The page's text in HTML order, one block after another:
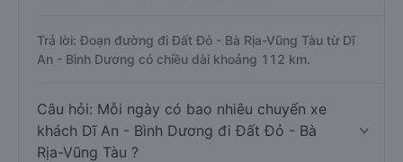
Trả lời: Đoạn đường đi Đất Đỏ - Bà Rịa-Vũng Tàu từ Dĩ
An - Bình Dương có chiều dài khoảng 112 km.
Câu hỏi: Mỗi ngày có bao nhiêu chuyến xe
khách Dĩ An - Bình Dương đi Đất Đỏ - Bà
Rịa-Vũng Tàu ?